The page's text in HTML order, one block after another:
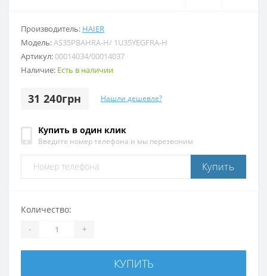
Производитель: HAIER
Модель:AS35PBAHRA-H/ 1U35YEGFRA-H
Артикул:00014034/00014037
Наличие: Есть в наличии
31 240грн Нашли дешевле?
Купить в один клик
Введите номер телефона и мы перезвоним
Купить
Количество:
- +
КУПИТЬ